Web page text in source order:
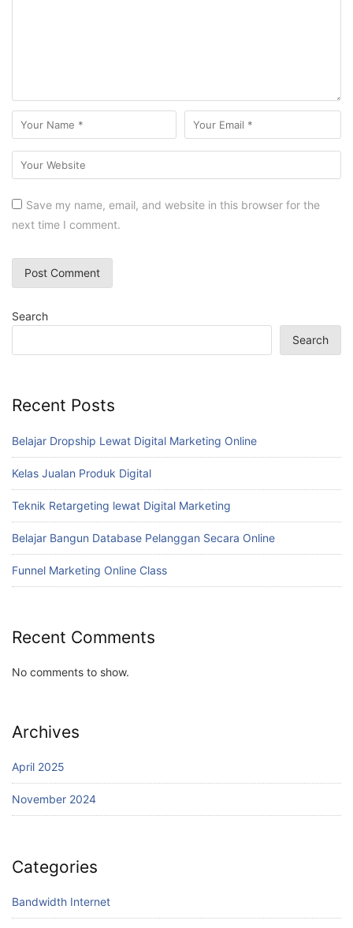
Save my name, email, and website in this browser for the
next time I comment.
Search
Search
Recent Posts
Belajar Dropship Lewat Digital Marketing Online
Kelas Jualan Produk Digital
Teknik Retargeting lewat Digital Marketing
Belajar Bangun Database Pelanggan Secara Online
Funnel Marketing Online Class
Recent Comments
No comments to show.
Archives
April 2025
November 2024
Categories
Bandwidth Internet